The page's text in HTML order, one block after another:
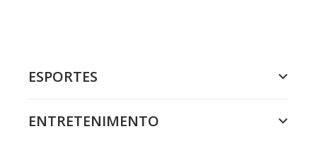
ESPORTES
ENTRETENIMENTO